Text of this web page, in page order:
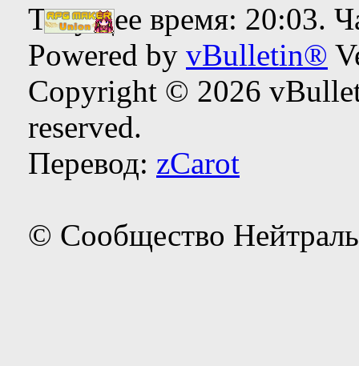
Текущее время: 20:03.
Powered by vBulletin®
Copyright © 2026
reserved.
Перевод: zCarot
© Сообщество